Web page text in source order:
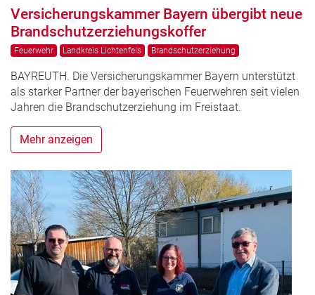
Versicherungskammer Bayern übergibt neue
Brandschutzerziehungskoffer
Feuerwehr Landkreis Lichtenfels Brandschutzerziehung
BAYREUTH. Die Versicherungskammer Bayern unterstützt
als starker Partner der bayerischen Feuerwehren seit vielen
Jahren die Brandschutzerziehung im Freistaat.
Mehr anzeigen